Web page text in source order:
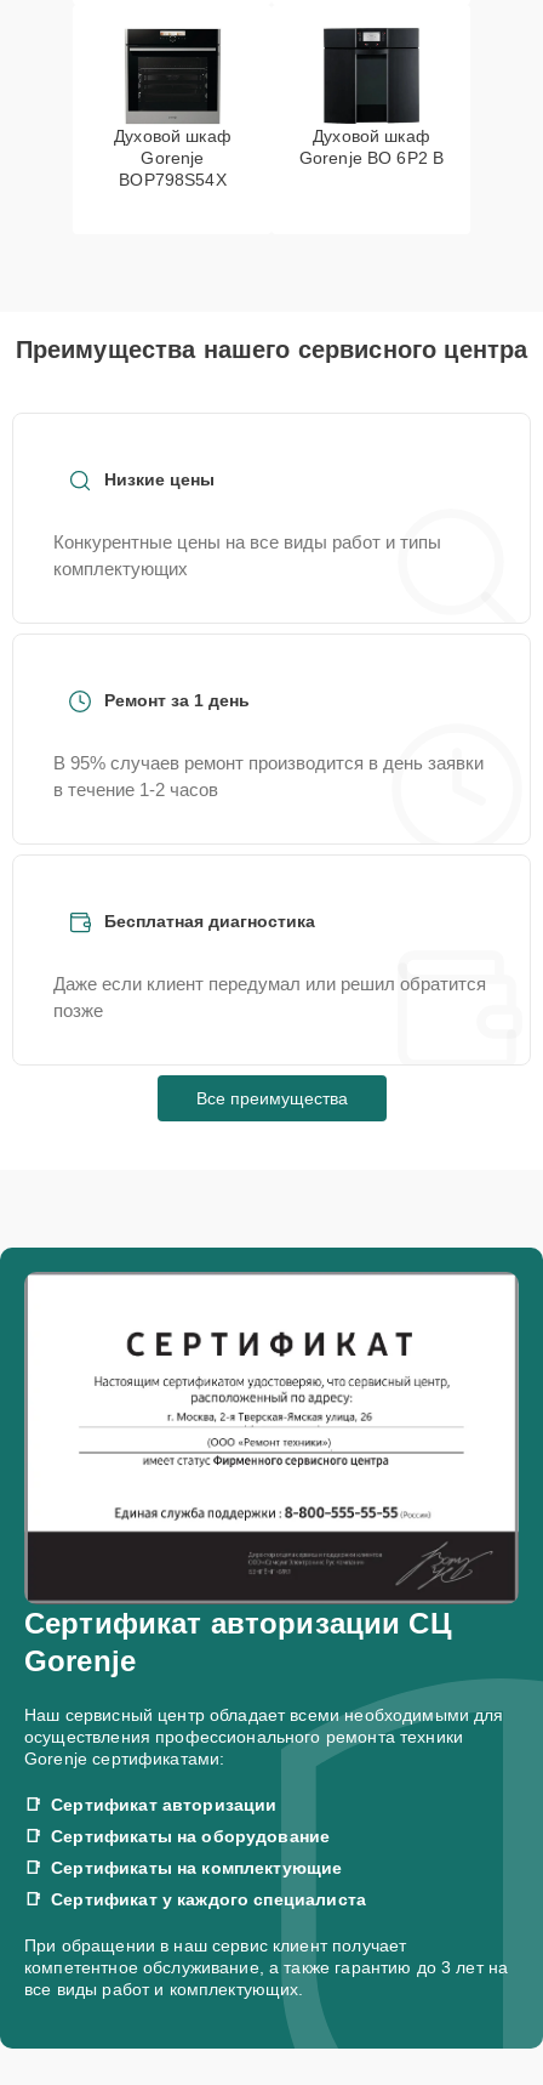
Духовой шкаф
Gorenje
BOP798S54X
Духовой шкаф
Gorenje BO 6P2 B
Преимущества нашего сервисного центра
Низкие цены
Конкурентные цены на все виды работ и типы
комплектующих
Ремонт за 1 день
В 95% случаев ремонт производится в день заявки
в течение 1-2 часов
Бесплатная диагностика
Даже если клиент передумал или решил обратится
позже
Все преимущества
Сертификат авторизации СЦ
Gorenje
Наш сервисный центр обладает всеми необходимыми для
осуществления профессионального ремонта техники
Gorenje сертификатами:
Сертификат авторизации
Сертификаты на оборудование
Сертификаты на комплектующие
Сертификат у каждого специалиста
При обращении в наш сервис клиент получает
компетентное обслуживание, а также гарантию до 3 лет на
все виды работ и комплектующих.